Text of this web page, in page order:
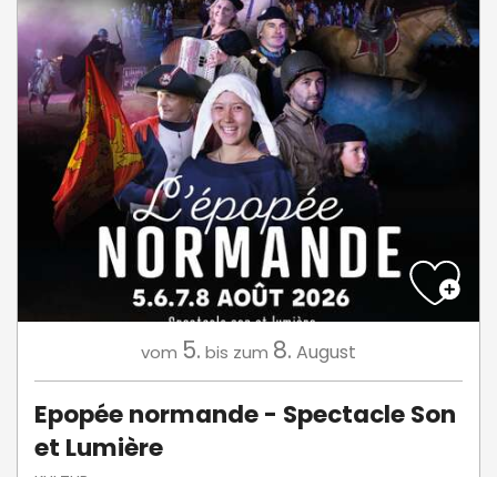
vom 5. bis zum 8. August
Epopée normande - Spectacle Son
et Lumière